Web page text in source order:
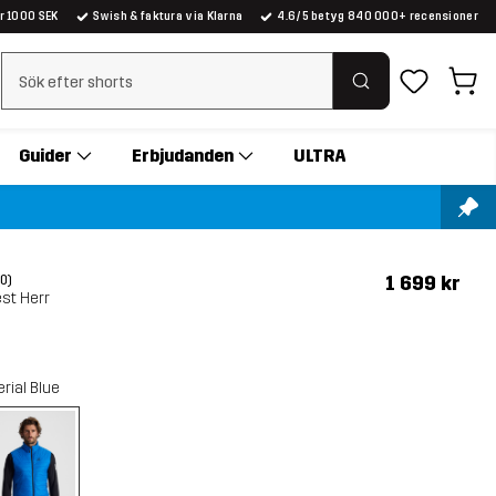
1000 SEK Swish & faktura via Klarna 4.6/5 betyg 840 000+ recensioner
Rensa sök
Guider Erbjudanden ULTRA
Herr
1 699 kr
Blue